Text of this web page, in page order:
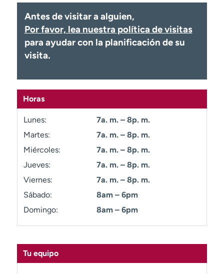
Ready. Set. CO.
Ensayos clínicos
Empleados
Profesionales
Atención a medios de
comunicación
Asistencia financiera
Antes de visitar a alguien,
Por favor, lea nuestra política de visitas
para ayudar con la planificación de su
visita.
Horas
Lunes:
7a. m. – 8p. m.
Martes:
7a. m. – 8p. m.
Miércoles:
7a. m. – 8p. m.
Jueves:
7a. m. – 8p. m.
Viernes:
7a. m. – 8p. m.
Sábado:
8am – 6pm
Domingo:
8am – 6pm
Tu equipo